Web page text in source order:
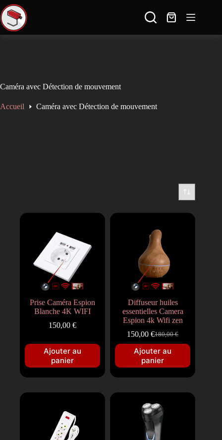
Caméra avec Détection de mouvement
Accueil Caméra avec Détection de mouvement
Prise Caméra Espion
Blanche 4K WIFI
150,00€
Ajouter au
panier
Diffuseur huiles
essentielles Camera
Espion 4k Wifi zen
180,00€
150,00€
Ajouter au
panier
🚚 Livraison gratuite en France dès 100€ d'achat ✈ Expédition à l'international
🔒 Paiement sécurisé et discret ↩️ 14 jours pour échanger ou retourner le produit
----------------------------------------------------
SAV réactif: contact@sauron-securite.com 09 78 80 63 48